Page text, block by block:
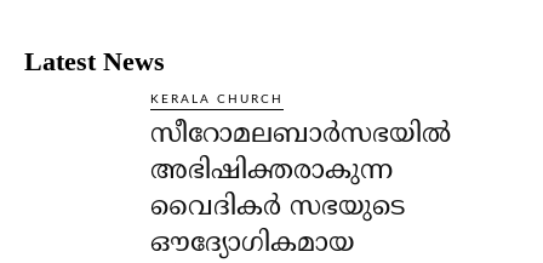
Latest News
KERALA CHURCH
സീറോമലബാർസഭയിൽ
അഭിഷിക്തരാകുന്ന
വൈദികർ സഭയുടെ
ഔദ്യോഗികമായ